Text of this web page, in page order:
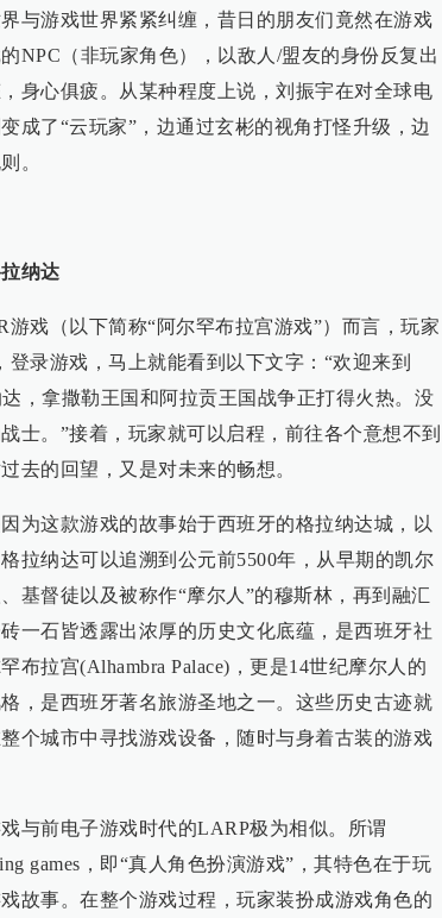
与游戏世界紧紧纠缠，昔日的朋友们竟然在游戏
NPC（非玩家角色），以敌人/盟友的身份反复出
身心俱疲。从某种程度上说，刘振宇在对全球电
成了“云玩家”，边通过玄彬的视角打怪升级，边
。
纳达
戏（以下简称“阿尔罕布拉宫游戏”）而言，玩家
录游戏，马上就能看到以下文字：“欢迎来到
，拿撒勒王国和阿拉贡王国战争正打得火热。没
士。”接着，玩家就可以启程，前往各个意想不到
去的回望，又是对未来的畅想。
为这款游戏的故事始于西班牙的格拉纳达城，以
拉纳达可以追溯到公元前5500年，从早期的凯尔
基督徒以及被称作“摩尔人”的穆斯林，再到融汇
一石皆透露出浓厚的历史文化底蕴，是西班牙社
布拉宫(Alhambra Palace)，更是14世纪摩尔人的
，是西班牙著名旅游圣地之一。这些历史古迹就
个城市中寻找游戏设备，随时与身着古装的游戏
与前电子游戏时代的LARP极为相似。所谓
games，即“真人角色扮演游戏”，其特色在于玩
故事。在整个游戏过程，玩家装扮成游戏角色的